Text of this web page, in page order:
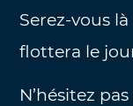
Serez-vous
flottera le
N’hésitez